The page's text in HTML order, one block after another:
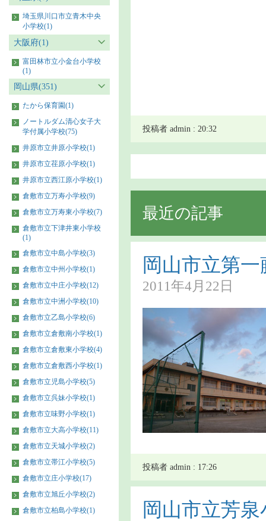
投稿者 admin : 20:32
最近の記事
岡山市立第
2011年4月22日
投稿者 admin : 17:26
岡山市立芳
埼玉県川口市立青木中央
小学校(1)
大阪府(1)
富田林市立小金台小学校
(1)
岡山県(351)
たから保育園(1)
ノートルダム清心女子大
学付属小学校(75)
井原市立井原小学校(1)
井原市立荏原小学校(1)
井原市立西江原小学校(1)
倉敷市立万寿小学校(9)
倉敷市立万寿東小学校(7)
倉敷市立下津井東小学校
(1)
倉敷市立中島小学校(3)
倉敷市立中州小学校(1)
倉敷市立中庄小学校(12)
倉敷市立中洲小学校(10)
倉敷市立乙島小学校(6)
倉敷市立倉敷南小学校(1)
倉敷市立倉敷東小学校(4)
倉敷市立倉敷西小学校(1)
倉敷市立児島小学校(5)
倉敷市立呉妹小学校(1)
倉敷市立味野小学校(1)
倉敷市立大高小学校(11)
倉敷市立天城小学校(2)
倉敷市立帯江小学校(5)
倉敷市立庄小学校(17)
倉敷市立旭丘小学校(2)
倉敷市立柏島小学校(1)